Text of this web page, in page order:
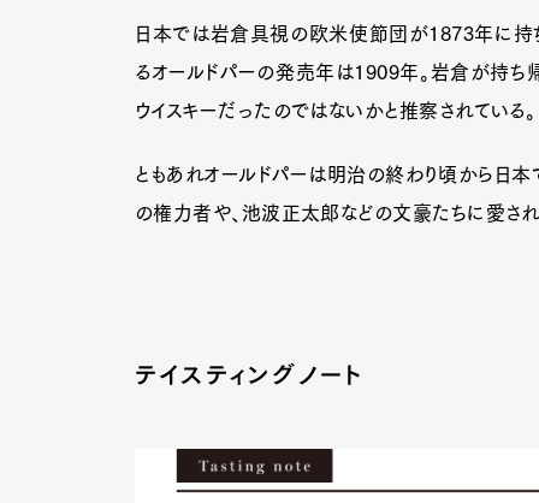
日本では岩倉具視の欧米使節団が1873年に持
るオールドパーの発売年は1909年。岩倉が持ち
ウイスキーだったのではないかと推察されている。
ともあれオールドパーは明治の終わり頃から日
の権力者や、池波正太郎などの文豪たちに愛され
テイスティングノート